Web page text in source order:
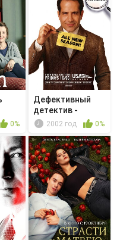
0%
Дефективный
детектив -
Мистер Монк и ...
2002 год 0%